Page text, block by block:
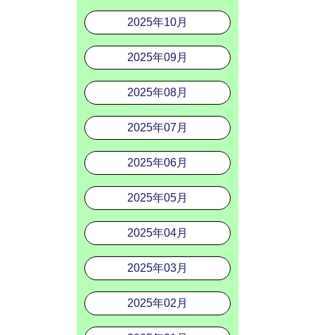
2025年10月
2025年09月
2025年08月
2025年07月
2025年06月
2025年05月
2025年04月
2025年03月
2025年02月